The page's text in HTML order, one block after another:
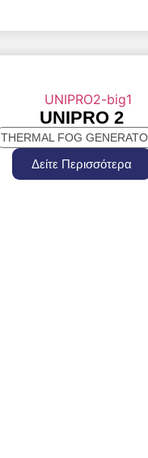
UNIPRO 2
THERMAL FOG
Δείτε Περισσότερα